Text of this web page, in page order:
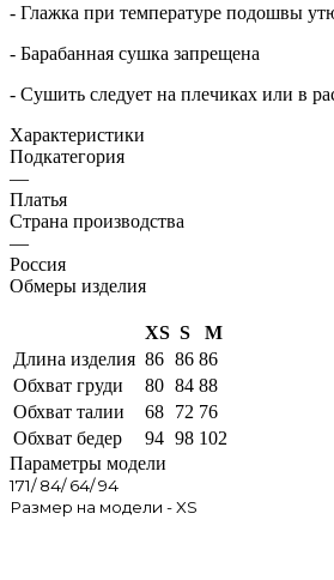
- Глажка при температуре подошвы
- Барабанная сушка запрещена
- Сушить следует на плечиках или в
Характеристики
Подкатегория
—
Платья
Страна производства
—
Россия
Обмеры изделия
XS S
M
Длина изделия 86 86 86
Обхват груди
80 84 88
Обхват талии
68 72 76
Обхват бедер
94 98 102
Параметры модели
171/ 84/ 64/ 94
Размер на модели - XS